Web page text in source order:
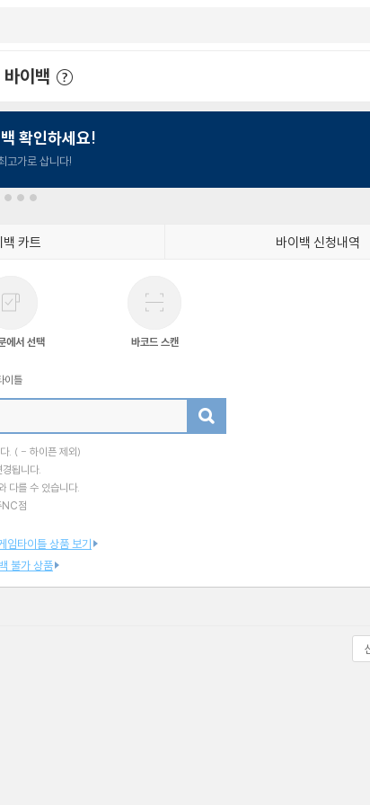
이백
확인하세요!
고가로 삽니다!
백 카트 바이백 신청내역
에서 선택 바코드 스캔
이틀
. ( - 하이픈 제외)
됩니다.
다를 수 있습니다.
NC점
임타이틀 상품 보기
불가 상품